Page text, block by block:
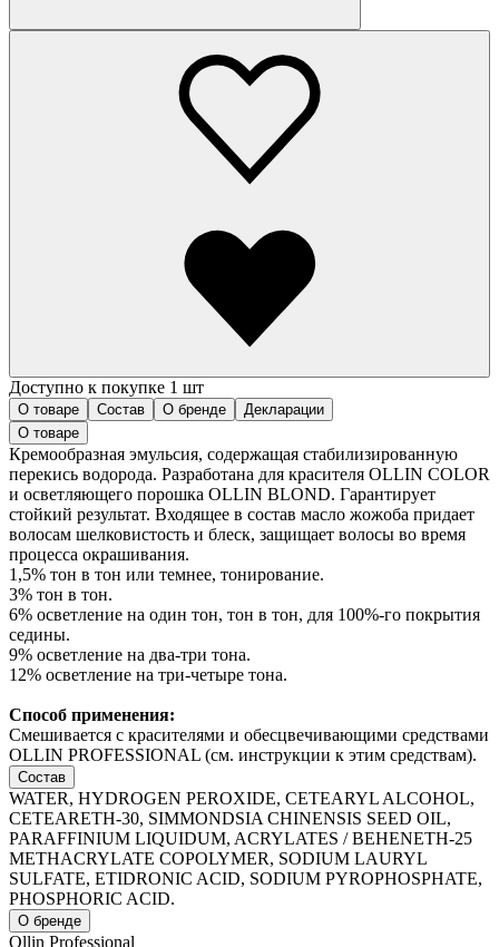
Доступно к покупке 1 шт
О товаре Состав О бренде
Декларации
О товаре
Кремообразная эмульсия, содержащая стабилизированную
перекись водорода. Разработана для красителя OLLIN COLOR
и осветляющего порошка OLLIN BLOND. Гарантирует
стойкий результат. Входящее в состав масло жожоба придает
волосам шелковистость и блеск, защищает волосы во время
процесса окрашивания.
1,5% тон в тон или темнее, тонирование.
3% тон в тон.
6% осветление на один тон, тон в тон, для 100%-го покрытия
седины.
9% осветление на два-три тона.
12% осветление на три-четыре тона.
Способ применения:
Смешивается с красителями и обесцвечивающими средствами
OLLIN PROFESSIONAL (см. инструкции к этим средствам).
Состав
WATER, HYDROGEN PEROXIDE, CETEARYL ALCOHOL,
CETEARETH-30, SIMMONDSIA CHINENSIS SEED OIL,
PARAFFINIUM LIQUIDUM, ACRYLATES / BEHENETH-25
METHACRYLATE COPOLYMER, SODIUM LAURYL
SULFATE, ETIDRONIC ACID, SODIUM PYROPHOSPHATE,
PHOSPHORIC ACID.
О бренде
Ollin Professional